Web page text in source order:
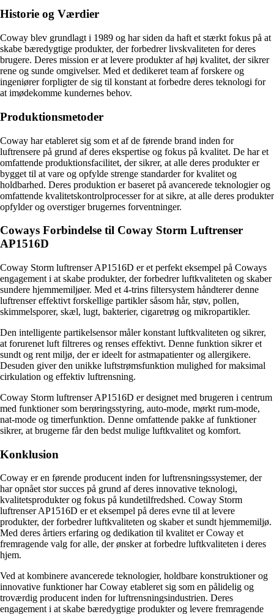
Historie og Værdier
Coway blev grundlagt i 1989 og har siden da haft et stærkt fokus på at
skabe bæredygtige produkter, der forbedrer livskvaliteten for deres
brugere. Deres mission er at levere produkter af høj kvalitet, der sikrer
rene og sunde omgivelser. Med et dedikeret team af forskere og
ingeniører forpligter de sig til konstant at forbedre deres teknologi for
at imødekomme kundernes behov.
Produktionsmetoder
Coway har etableret sig som et af de førende brand inden for
luftrensere på grund af deres ekspertise og fokus på kvalitet. De har et
omfattende produktionsfacilitet, der sikrer, at alle deres produkter er
bygget til at vare og opfylde strenge standarder for kvalitet og
holdbarhed. Deres produktion er baseret på avancerede teknologier og
omfattende kvalitetskontrolprocesser for at sikre, at alle deres produkter
opfylder og overstiger brugernes forventninger.
Coways Forbindelse til Coway Storm Luftrenser
AP1516D
Coway Storm luftrenser AP1516D er et perfekt eksempel på Coways
engagement i at skabe produkter, der forbedrer luftkvaliteten og skaber
sundere hjemmemiljøer. Med et 4-trins filtersystem håndterer denne
luftrenser effektivt forskellige partikler såsom hår, støv, pollen,
skimmelsporer, skæl, lugt, bakterier, cigaretrøg og mikropartikler.
Den intelligente partikelsensor måler konstant luftkvaliteten og sikrer,
at forurenet luft filtreres og renses effektivt. Denne funktion sikrer et
sundt og rent miljø, der er ideelt for astmapatienter og allergikere.
Desuden giver den unikke luftstrømsfunktion mulighed for maksimal
cirkulation og effektiv luftrensning.
Coway Storm luftrenser AP1516D er designet med brugeren i centrum
med funktioner som berøringsstyring, auto-mode, mørkt rum-mode,
nat-mode og timerfunktion. Denne omfattende pakke af funktioner
sikrer, at brugerne får den bedst mulige luftkvalitet og komfort.
Konklusion
Coway er en førende producent inden for luftrensningssystemer, der
har opnået stor succes på grund af deres innovative teknologi,
kvalitetsprodukter og fokus på kundetilfredshed. Coway Storm
luftrenser AP1516D er et eksempel på deres evne til at levere
produkter, der forbedrer luftkvaliteten og skaber et sundt hjemmemiljø.
Med deres årtiers erfaring og dedikation til kvalitet er Coway et
fremragende valg for alle, der ønsker at forbedre luftkvaliteten i deres
hjem.
Ved at kombinere avancerede teknologier, holdbare konstruktioner og
innovative funktioner har Coway etableret sig som en pålidelig og
troværdig producent inden for luftrensningsindustrien. Deres
engagement i at skabe bæredygtige produkter og levere fremragende